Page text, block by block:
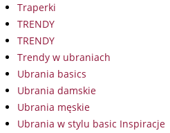
Traperki
TRENDY
TRENDY
Trendy w ubraniach
Ubrania basics
Ubrania damskie
Ubrania męskie
Ubrania w stylu basic Inspiracje